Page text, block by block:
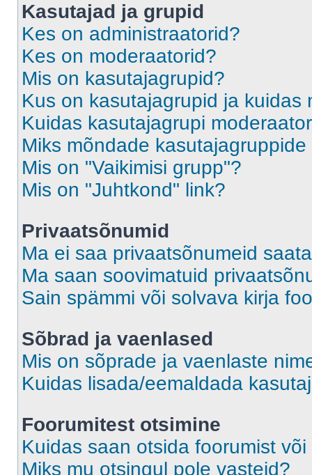
Kasutajad ja grupid
Kes on administraatorid?
Kes on moderaatorid?
Mis on kasutajagrupid?
Kus on kasutajagrupid ja kuidas
Kuidas kasutajagrupi
Miks mõndade
Mis on "Vaikimisi grupp"?
Mis on "Juhtkond" link?
Privaatsõnumid
Ma ei saa privaatsõnumeid
Ma saan soovimatuid
Sain spämmi või solvava kirja
Sõbrad ja vaenlased
Mis on sõprade ja vaenlaste
Kuidas lisada/eemaldada
Foorumitest otsimine
Kuidas saan otsida foorumist
Miks mu otsingul pole vasteid?